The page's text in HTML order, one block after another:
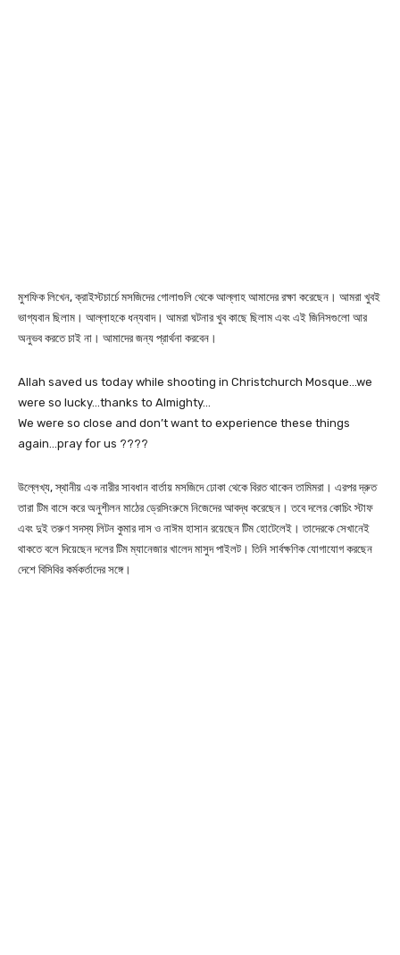
মুশফিক লিখেন, ক্রাইস্টচার্চে মসজিদের গোলাগুলি থেকে আল্লাহ আমাদের রক্ষা করেছেন। আমরা খুবই
ভাগ্যবান ছিলাম। আল্লাহকে ধন্যবাদ। আমরা ঘটনার খুব কাছে ছিলাম এবং এই জিনিসগুলো আর
অনুভব করতে চাই না। আমাদের জন্য প্রার্থনা করবেন।
Allah saved us today while shooting in Christchurch Mosque…we
were so lucky…thanks to Almighty…
We were so close and don’t want to experience these things
again…pray for us ????
উল্লেখ্য, স্থানীয় এক নারীর সাবধান বার্তায় মসজিদে ঢোকা থেকে বিরত থাকেন তামিমরা। এরপর দ্রুত
তারা টিম বাসে করে অনুশীলন মাঠের ড্রেসিংরুমে নিজেদের আবদ্ধ করেছেন। তবে দলের কোচিং স্টাফ
এবং দুই তরুণ সদস্য লিটন কুমার দাস ও নাঈম হাসান রয়েছেন টিম হোটেলেই। তাদেরকে সেখানেই
থাকতে বলে দিয়েছেন দলের টিম ম্যানেজার খালেদ মাসুদ পাইলট। তিনি সার্বক্ষণিক যোগাযোগ করছেন
দেশে বিসিবির কর্মকর্তাদের সঙ্গে।